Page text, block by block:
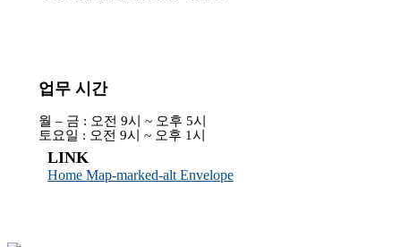
업무 시간
월 – 금 : 오전 9시 ~ 오후 5시
토요일 : 오전 9시 ~ 오후 1시
LINK
Home Map-marked-alt Envelope